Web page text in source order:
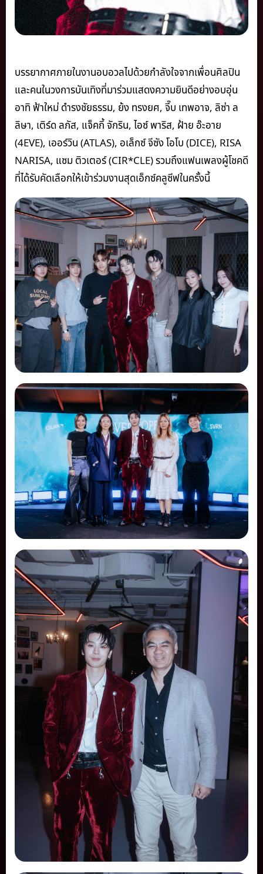
บรรยากาศภายในงานอบอวลไปด้วยกำลังใจจากเพื่อนศิลปิน
และคนในวงการบันเทิงที่มาร่วมแสดงความยินดีอย่างอบอุ่น
อาทิ ฟ้าใหม่ ดำรงชัยธรรม, ย้ง ทรงยศ, จี๊บ เทพอาจ, ลิซ่า ล
ลิษา, เติร์ด ลภัส, แจ็คกี้ จักริน, ไอซ์ พาริส, ฝ้าย อ๊ะอาย
(4EVE), เออร์วิน (ATLAS), อเล็กซ์ จีซัง โอโบ (DICE), RISA
NARISA, แซม ติวเตอร์ (CIR*CLE) รวมถึงแฟนเพลงผู้โชคดี
ที่ได้รับคัดเลือกให้เข้าร่วมงานสุดเอ็กซ์คลูซีฟในครั้งนี้